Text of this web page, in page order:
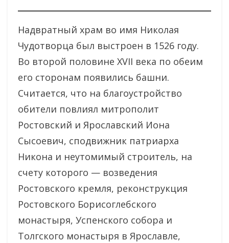
Надвратный храм во имя Николая
Чудотворца был выстроен в 1526 году.
Во второй половине XVII века по обеим
его сторонам появились башни.
Считается, что на благоустройство
обители повлиял митрополит
Ростовский и Ярославский Иона
Сысоевич, сподвижник патриарха
Никона и неутомимый строитель, на
счету которого — возведения
Ростовского кремля, реконструкция
Ростовского Борисоглебского
монастыря, Успенского собора и
Толгского монастыря в Ярославле,